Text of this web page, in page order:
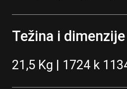
Težina i dimenzije
21,5 Kg | 1724 k